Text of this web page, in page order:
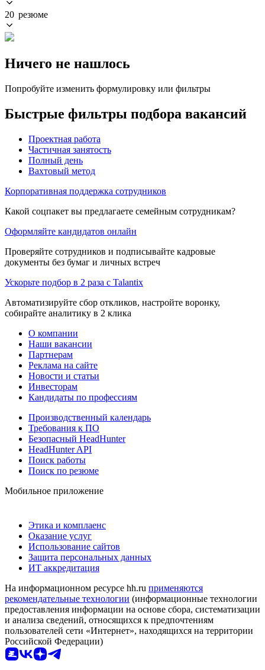
20 резюме
Ничего не нашлось
Попробуйте изменить формулировку или фильтры
Быстрые фильтры подбора вакансий
Проектная работа
Частичная занятость
Полный день
Вахтовый метод
Корпоративная поддержка сотрудников
Какой соцпакет вы предлагаете семейным сотрудникам?
Оформляйте кандидатов онлайн
Проверяйте сотрудников и подписывайте кадровые
документы без бумаг и личных встреч
Ускорьте подбор в 2 раза с Talantix
Автоматизируйте сбор откликов, настройте воронку,
собирайте аналитику в 2 клика
О компании
Наши вакансии
Партнерам
Реклама на сайте
Новости и статьи
Инвесторам
Кандидаты по профессиям
Производственный календарь
Требования к ПО
Безопасный HeadHunter
HeadHunter API
Поиск работы
Поиск по резюме
Мобильное приложение
Этика и комплаенс
Оказание услуг
Использование сайтов
Защита персональных данных
ИТ аккредитация
На информационном ресурсе hh.ru применяются
рекомендательные технологии (информационные технологии
предоставления информации на основе сбора, систематизации
и анализа сведений, относящихся к предпочтениям
пользователей сети «Интернет», находящихся на территории
Российской Федерации)